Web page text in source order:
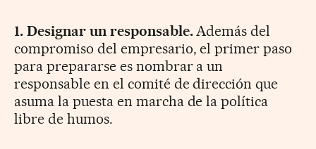
1. Designar un responsable.Además del
compromiso del empresario, el primer paso
para prepararse es nombrar a un
responsable en el comité de dirección que
asuma la puesta en marcha de la política
libre de humos.